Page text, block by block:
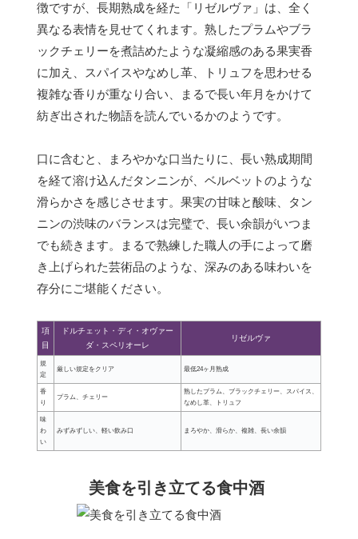
徴ですが、長期熟成を経た「リゼルヴァ」は、全く
異なる表情を見せてくれます。熟したプラムやブラ
ックチェリーを煮詰めたような凝縮感のある果実香
に加え、スパイスやなめし革、トリュフを思わせる
複雑な香りが重なり合い、まるで長い年月をかけて
紡ぎ出された物語を読んでいるかのようです。
口に含むと、まろやかな口当たりに、長い熟成期間
を経て溶け込んだタンニンが、ベルベットのような
滑らかさを感じさせます。果実の甘味と酸味、タン
ニンの渋味のバランスは完璧で、長い余韻がいつま
でも続きます。まるで熟練した職人の手によって磨
き上げられた芸術品のような、深みのある味わいを
存分にご堪能ください。
項
目
ドルチェット・ディ・オヴァー
ダ・スペリオーレ
リゼルヴァ
規
定
厳しい規定をクリア 最低24ヶ月熟成
香
り
プラム、チェリー
熟したプラム、ブラックチェリー、スパイス、
なめし革、トリュフ
味
わ
い
みずみずしい、軽い飲み口 まろやか、滑らか、複雑、長い余韻
美食を引き立てる食中酒